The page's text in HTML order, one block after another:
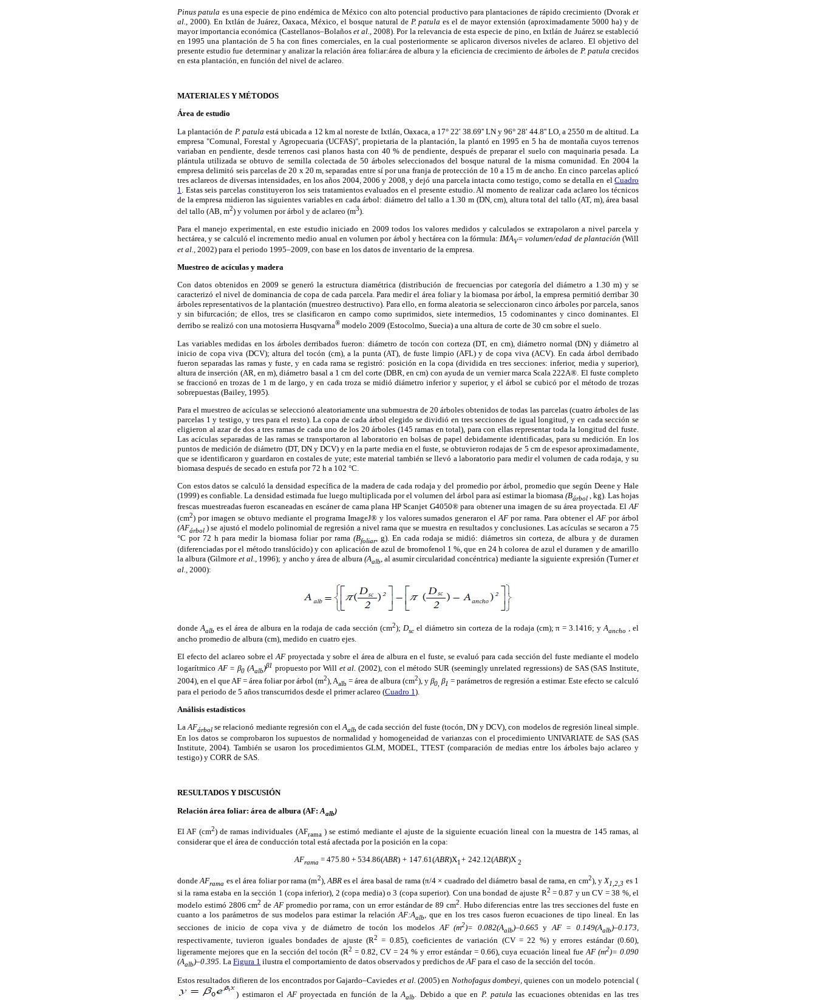
Pinus patula es una especie de pino endémica de México con alto potencial productivo para plantaciones de rápido crecimiento (Dvoraket
al., 2000). En Ixtlán de Juárez, Oaxaca, México, el bosque natural de P. patulaes el de mayor extensión (aproximadamente 5000 ha) y de
mayor importancia económica (Castellanos–Bolaños et al.,2008). Por la relevancia de esta especie de pino, en Ixtlán de Juárez se estableció
en 1995 una plantación de 5 ha con fines comerciales, en la cual posteriormente se aplicaron diversos niveles de aclareo. El objetivo del
presente estudio fue determinar y analizar la relación área foliar:área de albura y la eficiencia de crecimiento de árboles de P. patulacrecidos
en esta plantación, en función del nivel de aclareo.
MATERIALES Y MÉTODOS
Área de estudio
La plantación de P. patulaestá ubicada a 12 km al noreste de Ixtlán, Oaxaca, a 17° 22' 38.69'' LN y 96° 28' 44.8'' LO, a 2550 m de altitud. La
empresa "Comunal, Forestal y Agropecuaria (UCFAS)", propietaria de la plantación, la plantó en 1995 en 5 ha de montaña cuyos terrenos
variaban en pendiente, desde terrenos casi planos hasta con 40 % de pendiente, después de preparar el suelo con maquinaria pesada. La
plántula utilizada se obtuvo de semilla colectada de 50 árboles seleccionados del bosque natural de la misma comunidad. En 2004 la
empresa delimitó seis parcelas de 20 x 20 m, separadas entre sí por una franja de protección de 10 a 15 m de ancho. En cinco parcelas aplicó
tres aclareos de diversas intensidades, en los años 2004, 2006 y 2008, y dejó una parcela intacta como testigo, como se detalla en el Cuadro
1
. Estas seis parcelas constituyeron los seis tratamientos evaluados en el presente estudio. Al momento de realizar cada aclareo los técnicos
de la empresa midieron las siguientes variables en cada árbol: diámetro del tallo a 1.30 m (DN, cm), altura total del tallo (AT, m), área basal
del tallo (AB, m2) y volumen por árbol y de aclareo (m3).
Para el manejo experimental, en este estudio iniciado en 2009 todos los valores medidos y calculados se extrapolaron a nivel parcela y
hectárea, y se calculó el incremento medio anual en volumen por árbol y hectárea con la fórmula:IMAV= volumen/edad de plantación(Will
et al., 2002) para el periodo 1995–2009, con base en los datos de inventario de la empresa.
Muestreo de acículas y madera
Con datos obtenidos en 2009 se generó la estructura diamétrica (distribución de frecuencias por categoría del diámetro a 1.30 m) y se
caracterizó el nivel de dominancia de copa de cada parcela. Para medir el área foliar y la biomasa por árbol, la empresa permitió derribar 30
árboles representativos de la plantación (muestreo destructivo). Para ello, en forma aleatoria se seleccionaron cinco árboles por parcela, sanos
y sin bifurcación; de ellos, tres se clasificaron en campo como suprimidos, siete intermedios, 15 codominantes y cinco dominantes. El
derribo se realizó con una motosierra Husqvarna® modelo 2009 (Estocolmo, Suecia) a una altura de corte de 30 cm sobre el suelo.
Las variables medidas en los árboles derribados fueron: diámetro de tocón con corteza (DT, en cm), diámetro normal (DN) y diámetro al
inicio de copa viva (DCV); altura del tocón (cm), a la punta (AT), de fuste limpio (AFL) y de copa viva (ACV). En cada árbol derribado
fueron separadas las ramas y fuste, y en cada rama se registró: posición en la copa (dividida en tres secciones: inferior, media y superior),
altura de inserción (AR, en m), diámetro basal a 1 cm del corte (DBR, en cm) con ayuda de un vernier marca Scala 222A®. El fuste completo
se fraccionó en trozas de 1 m de largo, y en cada troza se midió diámetro inferior y superior, y el árbol se cubicó por el método de trozas
sobrepuestas (Bailey, 1995).
Para el muestreo de acículas se seleccionó aleatoriamente una submuestra de 20 árboles obtenidos de todas las parcelas (cuatro árboles de las
parcelas 1 y testigo, y tres para el resto). La copa de cada árbol elegido se dividió en tres secciones de igual longitud, y en cada sección se
eligieron al azar de dos a tres ramas de cada uno de los 20 árboles (145 ramas en total), para con ellas representar toda la longitud del fuste.
Las acículas separadas de las ramas se transportaron al laboratorio en bolsas de papel debidamente identificadas, para su medición. En los
puntos de medición de diámetro (DT, DN y DCV) y en la parte media en el fuste, se obtuvieron rodajas de 5 cm de espesor aproximadamente,
que se identificaron y guardaron en costales de yute; este material también se llevó a laboratorio para medir el volumen de cada rodaja, y su
biomasa después de secado en estufa por 72 h a 102 °C.
Con estos datos se calculó la densidad específica de la madera de cada rodaja y del promedio por árbol, promedio que según Deene y Hale
(1999) es confiable. La densidad estimada fue luego multiplicada por el volumen del árbol para así estimar la biomasa (Bárbol
, kg). Las hojas
frescas muestreadas fueron escaneadas en escáner de cama plana HP Scanjet G4050® para obtener una imagen de su área proyectada. El AF
(cm2) por imagen se obtuvo mediante el programa ImageJ® y los valores sumados generaron elAFpor rama. Para obtener elAFpor árbol
(AFárbol) se ajustó el modelo polinomial de regresión a nivel rama que se muestra en resultados y conclusiones. Las acículas se secaron a 75
°C por 72 h para medir la biomasa foliar por rama (Bfoliar, g). En cada rodaja se midió: diámetros sin corteza, de albura y de duramen
(diferenciadas por el método translúcido) y con aplicación de azul de bromofenol 1 %, que en 24 h colorea de azul el duramen y de amarillo
la albura (Gilmoreet al., 1996); y ancho y área de albura(Aalb, al asumir circularidad concéntrica) mediante la siguiente expresión (Turneret
al., 2000):
dondeAalb es el área de albura en la rodaja de cada sección (cm2);Dsc el diámetro sin corteza de la rodaja (cm); π = 3.1416; yAancho ,el
ancho promedio de albura (cm), medido en cuatro ejes.
El efecto del aclareo sobre elAF proyectada y sobre el área de albura en el fuste, se evaluó para cada sección del fuste mediante el modelo
logarítmicoAF = β0 (Aalb)β1 propuesto por Will et al.(2002), con el método SUR (seemingly unrelated regressions) de SAS (SAS Institute,
2004), en el que AF = área foliar por árbol (m2), Aalb = área de albura (cm2), y β0, β1 = parámetros de regresión a estimar. Este efecto se calculó
para el periodo de 5 años transcurridos desde el primer aclareo (Cuadro 1).
Análisis estadísticos
LaAFárbol se relacionó mediante regresión con elAalb de cada sección del fuste (tocón, DN y DCV), con modelos de regresión lineal simple.
En los datos se comprobaron los supuestos de normalidad y homogeneidad de varianzas con el procedimiento UNIVARIATE de SAS (SAS
Institute, 2004). También se usaron los procedimientos GLM, MODEL, TTEST (comparación de medias entre los árboles bajo aclareo y
testigo) y CORR de SAS.
RESULTADOS Y DISCUSIÓN
Relación área foliar: área de albura (AF: Aalb)
El AF (cm2) de ramas individuales (AFrama ) se estimó mediante el ajuste de la siguiente ecuación lineal con la muestra de 145 ramas, al
considerar que el área de conducción total está afectada por la posición en la copa:
AFrama = 475.80 + 534.86(ABR) + 147.61(ABR)X1 + 242.12(ABR)X 2
dondeAFrama es el área foliar por rama (m2), ABRes el área basal de rama (π/4 × cuadrado del diámetro basal de rama, en cm2), y X1,2,3 es 1
si la rama estaba en la sección 1 (copa inferior), 2 (copa media) o 3 (copa superior). Con una bondad de ajuste R2 = 0.87 y un CV = 38 %, el
modelo estimó 2806 cm2 de AF promedio por rama, con un error estándar de 89 cm2
. Hubo diferencias entre las tres secciones del fuste en
cuanto a los parámetros de sus modelos para estimar la relaciónAF:Aalb
que en los tres casos fueron ecuaciones de tipo lineal. En las
secciones de inicio de copa viva y de diámetro de tocón los modelos AF (m2)= 0.082(Aalb)–0.665y AF = 0.149(Aalb)–0.173,
respectivamente, tuvieron iguales bondades de ajuste (R2 = 0.85), coeficientes de variación (CV = 22 %) y errores estándar (0.60),
ligeramente mejores que en la sección del tocón (R2 = 0.82, CV = 24 % y error estándar = 0.66), cuya ecuación lineal fueAF (m2)= 0.090
(Aalb)–0.395. La Figura 1 ilustra el comportamiento de datos observados y predichos de AF para el caso de la sección del tocón.
Estos resultados difieren de los encontrados por Gajardo–Caviedes et al.(2005) en Nothofagus dombeyi,quienes con un modelo potencial (
) estimaron el AFproyectada en función de laAalb . Debido a que en P. patulalas ecuaciones obtenidas en las tres